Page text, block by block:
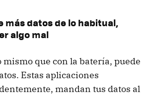
más datos de lo habitual,
algo mal
mismo que con la batería, puede
Estas aplicaciones
mandan tus datos al